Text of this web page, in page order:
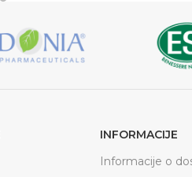
INFORMACIJE
Informacije o